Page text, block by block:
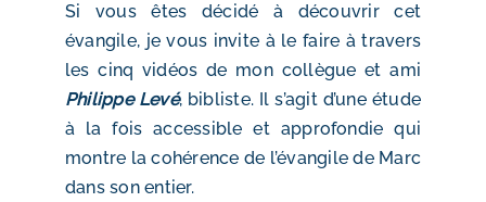
Si vous êtes décidé à découvrir cet
évangile, je vous invite à le faire à travers
les cinq vidéos de mon collègue et ami
Philippe Levé, bibliste. Il s’agit d’une étude
à la fois accessible et approfondie qui
montre la cohérence de l’évangile de Marc
dans son entier.